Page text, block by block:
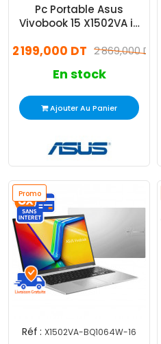
Pc Portable Asus
Vivobook 15 X1502VA i9
2 869,000 DT
2 199,000 DT
En stock
Ajouter Au Panier
Promo
Réf : X1502VA-BQ1064W-16